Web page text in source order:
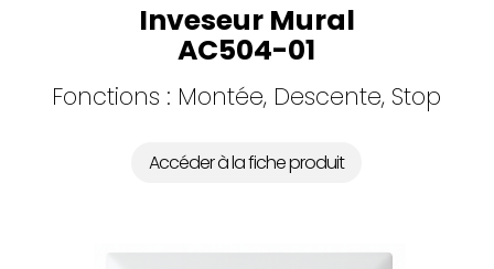
Inveseur Mural
AC504-01
Fonctions : Montée, Descente, Stop
Accéder à la fiche produit